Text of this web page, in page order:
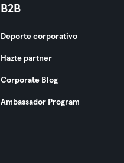
B2B
Deporte corporativo
Hazte partner
Corporate Blog
Ambassador Program